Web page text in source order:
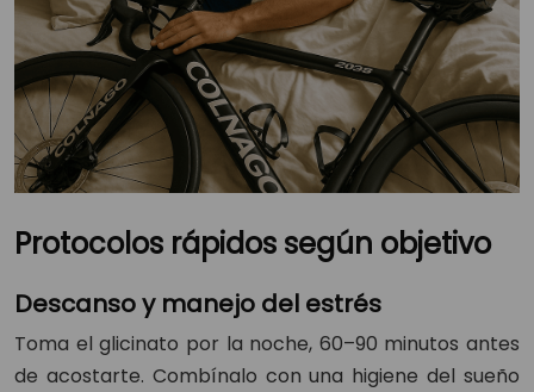
Protocolos rápidos según objetivo
Descanso y manejo del estrés
Toma el glicinato por la noche, 60–90 minutos antes
de acostarte. Combínalo con una higiene del sueño